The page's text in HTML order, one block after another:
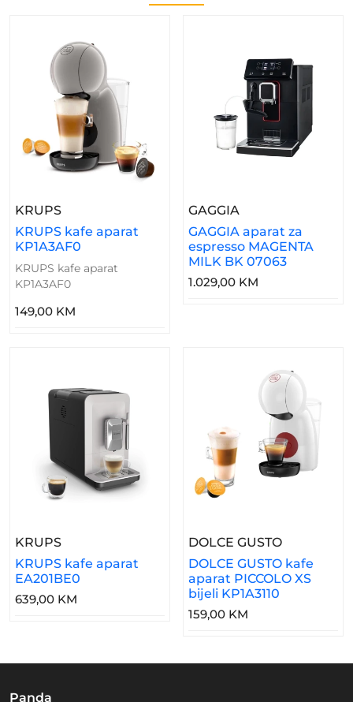
KRUPS– KRUPS Kafe Aparat KP1A3AF0
KRUPS kafe aparat
KP1A3AF0
KRUPS kafe aparat
KP1A3AF0
149,00 KM
GAGGIA
GAGGIA aparat za
espresso MAGENTA
MILK BK 07063
1.029,00 KM
KRUPS– KRUPS Kafe Aparat EA201BE0
KRUPS kafe aparat
EA201BE0
639,00 KM
DOLCE GUSTO– DOLCE
DOLCE GUSTO kafe
aparat PICCOLO XS
bijeli KP1A3110
159,00 KM
Panda